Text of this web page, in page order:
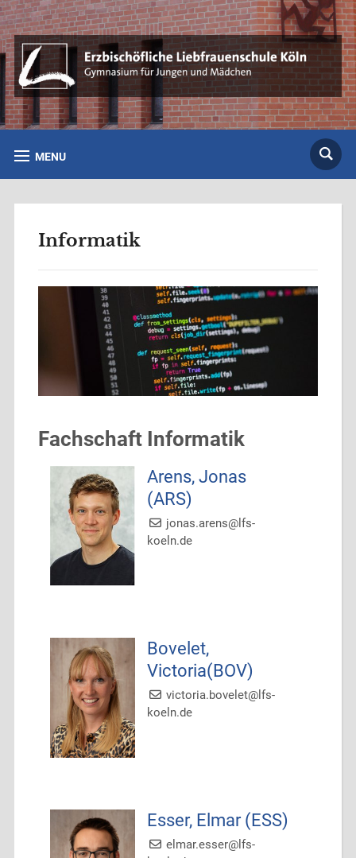
MENU
Informatik
Fachschaft Informatik
Arens, Jonas
(ARS)
jonas.arens@lfs-
koeln.de
Bovelet,
Victoria(BOV)
victoria.bovelet@lfs-
koeln.de
Esser, Elmar (ESS)
elmar.esser@lfs-